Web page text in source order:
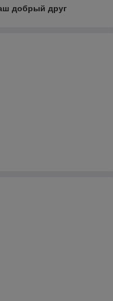
добрый друг